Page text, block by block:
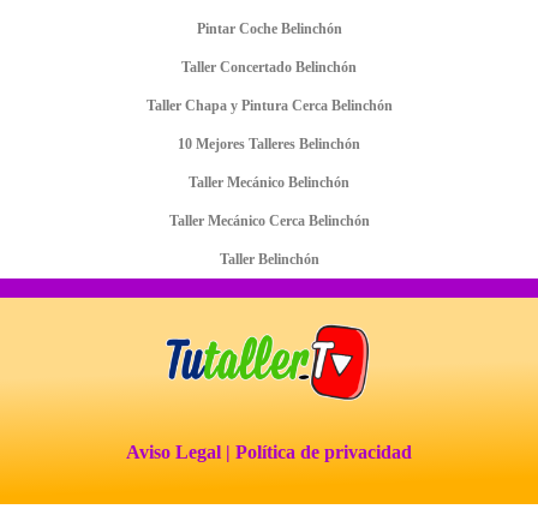
Pintar Coche Belinchón
Taller Concertado Belinchón
Taller Chapa y Pintura Cerca Belinchón
10 Mejores Talleres Belinchón
Taller Mecánico Belinchón
Taller Mecánico Cerca Belinchón
Taller Belinchón
Aviso Legal | Política de privacidad